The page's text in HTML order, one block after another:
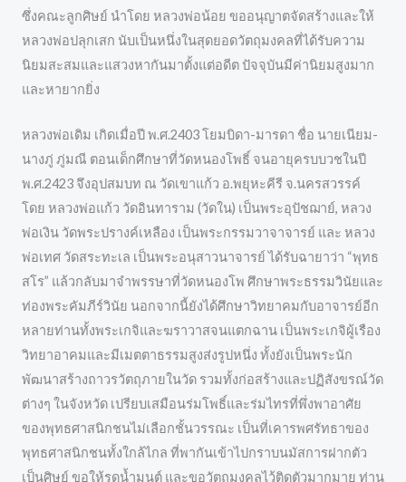
ซึ่งคณะลูกศิษย์ นำโดย หลวงพ่อน้อย ขออนุญาตจัดสร้างและให้
หลวงพ่อปลุกเสก นับเป็นหนึ่งในสุดยอดวัตถุมงคลที่ได้รับความ
นิยมสะสมและแสวงหากันมาตั้งแต่อดีต ปัจจุบันมีค่านิยมสูงมาก
และหายากยิ่ง
หลวงพ่อเดิม เกิดเมื่อปี พ.ศ.2403 โยมบิดา-มารดา ชื่อ นายเนียม-
นางภู่ ภู่มณี ตอนเด็กศึกษาที่วัดหนองโพธิ์ จนอายุครบบวชในปี
พ.ศ.2423 จึงอุปสมบท ณ วัดเขาแก้ว อ.พยุหะคีรี จ.นครสวรรค์
โดย หลวงพ่อแก้ว วัดอินทาราม (วัดใน) เป็นพระอุปัชฌาย์, หลวง
พ่อเงิน วัดพระปรางค์เหลือง เป็นพระกรรมวาจาจารย์ และ หลวง
พ่อเทศ วัดสระทะเล เป็นพระอนุสาวนาจารย์ ได้รับฉายาว่า “พุทธ
สโร” แล้วกลับมาจำพรรษาที่วัดหนองโพ ศึกษาพระธรรมวินัยและ
ท่องพระคัมภีร์วินัย นอกจากนี้ยังได้ศึกษาวิทยาคมกับอาจารย์อีก
หลายท่านทั้งพระเกจิและฆราวาสจนแตกฉาน เป็นพระเกจิผู้เรือง
วิทยาอาคมและมีเมตตาธรรมสูงส่งรูปหนึ่ง ทั้งยังเป็นพระนัก
พัฒนาสร้างถาวรวัตถุภายในวัด รวมทั้งก่อสร้างและปฏิสังขรณ์วัด
ต่างๆ ในจังหวัด เปรียบเสมือนร่มโพธิ์และร่มไทรที่พึ่งพาอาศัย
ของพุทธศาสนิกชนไม่เลือกชั้นวรรณะ เป็นที่เคารพศรัทธาของ
พุทธศาสนิกชนทั้งใกล้ไกล ที่พากันเข้าไปกราบนมัสการฝากตัว
เป็นศิษย์ ขอให้รดนํ้ามนต์ และขอวัตถุมงคลไว้ติดตัวมากมาย ท่าน